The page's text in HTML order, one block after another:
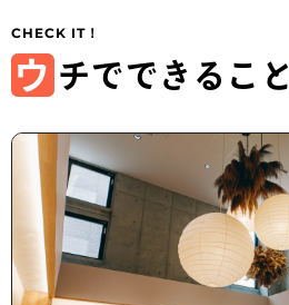
ウ チでできること